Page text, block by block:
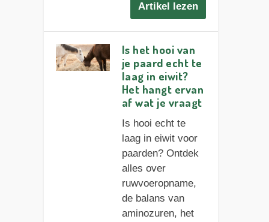
Artikel lezen
Is het hooi van
je paard echt te
laag in eiwit?
Het hangt ervan
af wat je vraagt
Is hooi echt te
laag in eiwit voor
paarden? Ontdek
alles over
ruwvoeropname,
de balans van
aminozuren, het